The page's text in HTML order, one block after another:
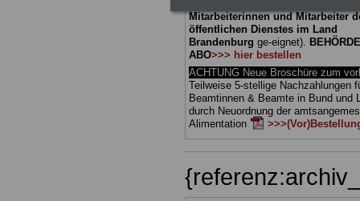
Mitarbeiterinnen und Mitarbeiter
öffentlichen Dienstes im Land
Brandenburg ge-eignet).
ABO>>> hier bestellen
ACHTUNG Neue Broschüre zum
Teilweise 5-stellige Nachzahlungen
Beamtinnen & Beamte in Bund und
durch Neuordnung der
Alimentation